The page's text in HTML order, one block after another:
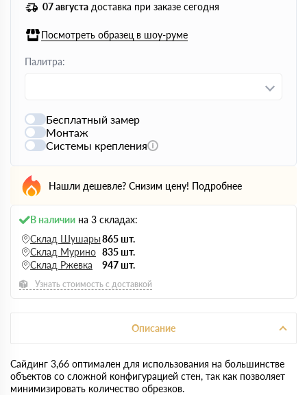
07 августа доставка при заказе сегодня
Посмотреть образец в шоу-руме
Палитра:
Бесплатный замер
Монтаж
Системы крепления
Нашли дешевле? Снизим цену! Подробнее
В наличии на 3 складах:
Склад Шушары865 шт.
Склад Мурино 835 шт.
Склад Ржевка
947 шт.
Узнать стоимость с доставкой
Описание
Сайдинг 3,66 оптимален для использования на большинстве
объектов со сложной конфигурацией стен, так как позволяет
минимизировать количество обрезков.